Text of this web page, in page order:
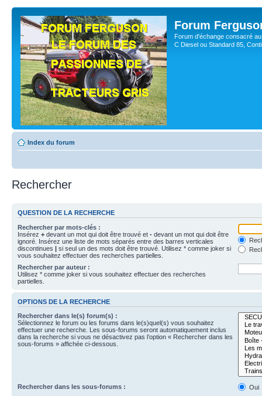
Forum
Forum d'échange consacré
C Diesel ou Standard 85,
Index du forum
Rechercher
QUESTION DE LA RECHERCHE
Rechercher par mots-clés :
Insérez + devant un mot qui doit être trouvé et - devant un mot qui doit être
ignoré. Insérez une liste de mots séparés entre des barres verticales
discontinues | si seul un des mots doit être trouvé. Utilisez * comme joker si
vous souhaitez effectuer des recherches partielles.
Rechercher par auteur :
Utilisez * comme joker si vous souhaitez effectuer des recherches
partielles.
OPTIONS DE LA RECHERCHE
Rechercher dans le(s) forum(s) :
Sélectionnez le forum ou les forums dans le(s)quel(s) vous souhaitez
effectuer une recherche. Les sous-forums seront automatiquement inclus
dans la recherche si vous ne désactivez pas l’option « Rechercher dans les
sous-forums » affichée ci-dessous.
Rechercher dans les sous-forums :
Oui